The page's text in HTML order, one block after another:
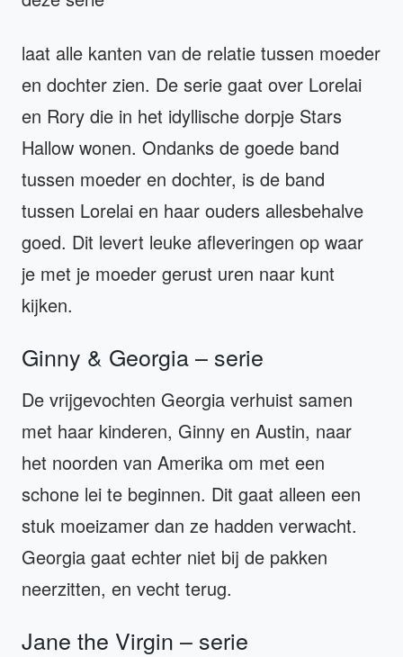
laat alle kanten van de relatie tussen moeder
en dochter zien. De serie gaat over Lorelai
en Rory die in het idyllische dorpje Stars
Hallow wonen. Ondanks de goede band
tussen moeder en dochter, is de band
tussen Lorelai en haar ouders allesbehalve
goed. Dit levert leuke afleveringen op waar
je met je moeder gerust uren naar kunt
kijken.
Ginny & Georgia – serie
De vrijgevochten Georgia verhuist samen
met haar kinderen, Ginny en Austin, naar
het noorden van Amerika om met een
schone lei te beginnen. Dit gaat alleen een
stuk moeizamer dan ze hadden verwacht.
Georgia gaat echter niet bij de pakken
neerzitten, en vecht terug.
Jane the Virgin – serie